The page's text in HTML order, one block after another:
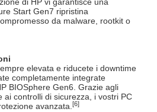
Start Gen7 ripristina
da malware, rootkit o
elevata e riducete i downtime
completamente integrate
BIOSphere Gen6. Grazie agli
ai controlli di sicurezza, i vostri PC
avanzata. [6]